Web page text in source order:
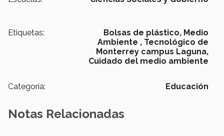
Etiquetas: Bolsas de plástico, Medio
Ambiente , Tecnológico de
Monterrey campus Laguna,
Cuidado del medio ambiente
Categoría: Educación
Notas Relacionadas